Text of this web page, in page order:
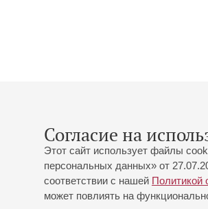
Согласие на
Этот сайт использует файлы
персональных данных» от
соответствии с нашей Политикой
может повлиять на